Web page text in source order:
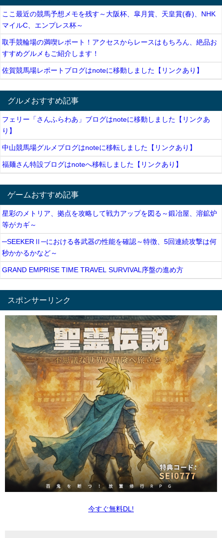
ここ最近の競馬予想メモを残す～大阪杯、皐月賞、天皇賞(春)、NHK
マイルC、エンプレス杯～
取手競輪場の満喫レポート！アクセスからレースはもちろん、絶品お
すすめグルメもご紹介します！
佐賀競馬場レポートブログはnoteに移動しました【リンクあり】
グルメおすすめ記事
フェリー「さんふらわあ」ブログはnoteに移動しました【リンクあ
り】
中山競馬場グルメブログはnoteに移転しました【リンクあり】
福麺さん特設ブログはnoteへ移転しました【リンクあり】
ゲームおすすめ記事
星彩のメトリア、拠点を攻略して戦力アップを図る～鍛冶屋、溶鉱炉
等がカギ～
─SEEKERⅡ─における各武器の性能を確認～特徴、5回連続攻撃は何
秒かかるかなど～
GRAND EMPRISE TIME TRAVEL SURVIVAL序盤の進め方
スポンサーリンク
今すぐ無料DL!